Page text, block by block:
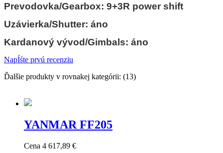
Prevodovka/Gearbox: 9+3R power shift
Uzávierka/Shutter: áno
Kardanový vývod/Gimbals: áno
NapÍśte prvú recenziu
Ďalšie produkty v rovnakej kategórii: (13)
YANMAR FF205
Cena 4 617,89 €